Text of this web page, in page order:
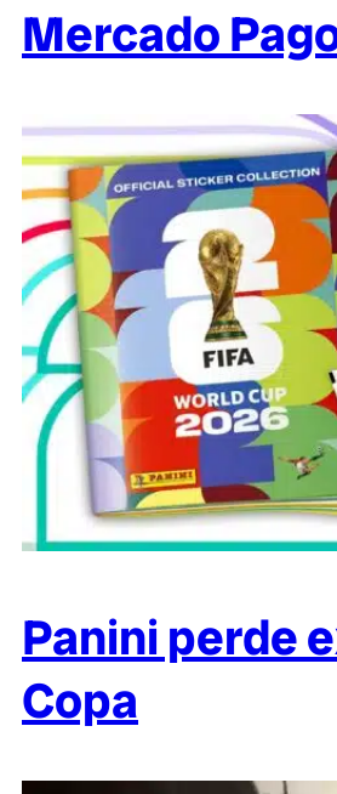
Mercado
Panini perde
Copa